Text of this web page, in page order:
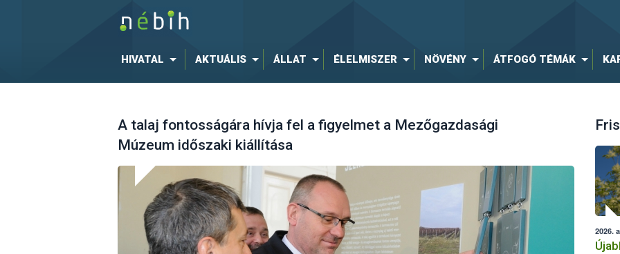
HIVATAL AKTUÁLIS ÁLLAT ÉLELMISZER NÖVÉNY ÁTFOGÓ TÉMÁK
A talaj fontosságára hívja fel a figyelmet a Mezőgazdasági
Múzeum időszaki kiállítása
2026.